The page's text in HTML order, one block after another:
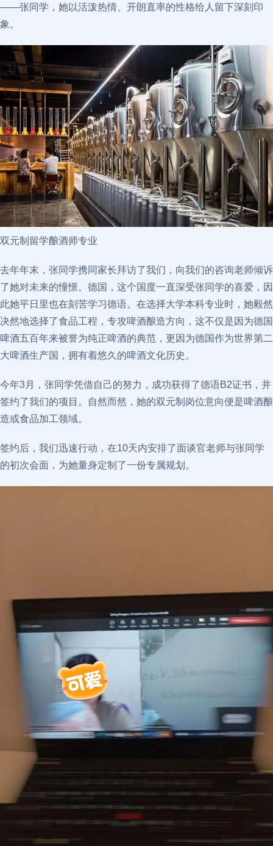
——张同学，她以活泼热情、开朗直率的性格给人留下深刻印
象。
双元制留学酿酒师专业
去年年末，张同学携同家长拜访了我们，向我们的咨询老师倾诉
了她对未来的憧憬。德国，这个国度一直深受张同学的喜爱，因
此她平日里也在刻苦学习德语。在选择大学本科专业时，她毅然
决然地选择了食品工程，专攻啤酒酿造方向，这不仅是因为德国
啤酒五百年来被誉为纯正啤酒的典范，更因为德国作为世界第二
大啤酒生产国，拥有着悠久的啤酒文化历史。
今年3月，张同学凭借自己的努力，成功获得了德语B2证书，并
签约了我们的项目。自然而然，她的双元制岗位意向便是啤酒酿
造或食品加工领域。
签约后，我们迅速行动，在10天内安排了面谈官老师与张同学
的初次会面，为她量身定制了一份专属规划。